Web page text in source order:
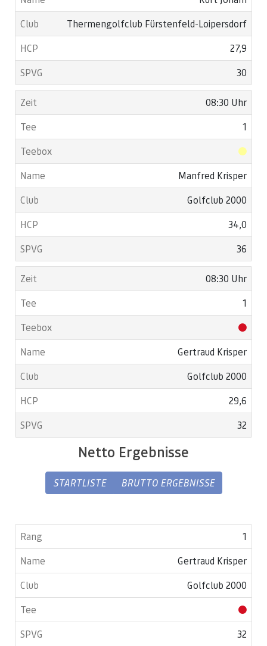
Thermengolfclub Fürstenfeld-Loipersdorf
27,9
30
08:30 Uhr
1
Manfred Krisper
Golfclub 2000
34,0
36
08:30 Uhr
1
Gertraud Krisper
Golfclub 2000
29,6
32
Netto Ergebnisse
STARTLISTE BRUTTO ERGEBNISSE
1
Gertraud Krisper
Golfclub 2000
32